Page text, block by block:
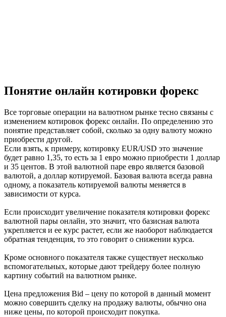
Понятие онлайн котировки форекс
Все торговые операции на валютном рынке тесно связаны с
изменением котировок форекс онлайн. По определению это
понятие представляет собой, сколько за одну валюту можно
приобрести другой.
Если взять, к примеру, котировку EUR/USD это значение
будет равно 1,35, то есть за 1 евро можно приобрести 1 доллар
и 35 центов. В этой валютной паре евро является базовой
валютой, а доллар котируемой. Базовая валюта всегда равна
одному, а показатель котируемой валюты меняется в
зависимости от курса.
Если происходит увеличение показателя котировки форекс
валютной пары онлайн, это значит, что базисная валюта
укрепляется и ее курс растет, если же наоборот наблюдается
обратная тенденция, то это говорит о снижении курса.
Кроме основного показателя также существует несколько
вспомогательных, которые дают трейдеру более полную
картину событий на валютном рынке.
Цена предложения Bid – цену по которой в данный момент
можно совершить сделку на продажу валюты, обычно она
ниже цены, по которой происходит покупка.